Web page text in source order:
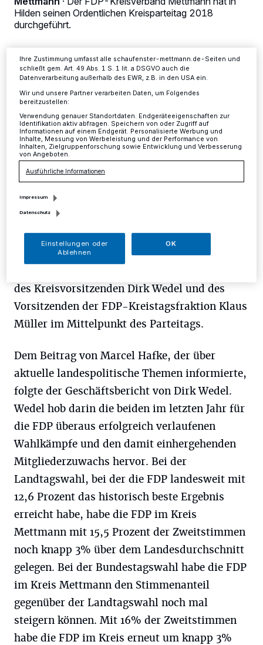
Hilden seinen Ordentlichen Kreisparteitag 2018
durchgeführt.
07.03.2018 , 14:02 Uhr 2 Minuten Lesezeit
N ach einem Grußwort des Hildener FDP-
Ortsvorsitzenden Thomas Remih
standen eine Rede des stellvertretenden
Vorsitzenden der FDP-Landtagsfraktion
Marcel Hafke MdL, der als Gast nach Hilden
des Kreisvorsitzenden Dirk Wedel und des
Vorsitzenden der FDP-Kreistagsfraktion Klaus
Müller im Mittelpunkt des Parteitags.
Dem Beitrag von Marcel Hafke, der über
aktuelle landespolitische Themen informierte,
folgte der Geschäftsbericht von Dirk Wedel.
Wedel hob darin die beiden im letzten Jahr für
die FDP überaus erfolgreich verlaufenen
Wahlkämpfe und den damit einhergehenden
Mitgliederzuwachs hervor. Bei der
Landtagswahl, bei der die FDP landesweit mit
12,6 Prozent das historisch beste Ergebnis
erreicht habe, habe die FDP im Kreis
Mettmann mit 15,5 Prozent der Zweitstimmen
noch knapp 3% über dem Landesdurchschnitt
gelegen. Bei der Bundestagswahl habe die FDP
im Kreis Mettmann den Stimmenanteil
gegenüber der Landtagswahl noch mal
steigern können. Mit 16% der Zweitstimmen
habe die FDP im Kreis erneut um knapp 3%
dieses Menü jederzeit wieder aufrufen, um Ihre Einstellungen zu
ändern oder Ihre Einwilligung zu widerrufen, indem Sie auf den Link
Einstellungen oder Ablehnen am unteren Rand der Webseite klicken.
Ihre Zustimmung umfasst alle schaufenster-mettmann.de-Seiten und
schließt gem. Art. 49 Abs. 1 S. 1 lit. a DSGVO auch die
Datenverarbeitung außerhalb des EWR, z.B. in den USA ein.
Wir und unsere Partner verarbeiten Daten, um Folgendes
bereitzustellen:
Verwendung genauer Standortdaten. Endgeräteeigenschaften zur
Identifikation aktiv abfragen. Speichern von oder Zugriff auf
Informationen auf einem Endgerät. Personalisierte Werbung und
Inhalte, Messung von Werbeleistung und der Performance von
Inhalten, Zielgruppenforschung sowie Entwicklung und Verbesserung
von Angeboten.
Ausführliche Informationen
Impressum
Datenschutz
Einstellungen oder
Ablehnen
OK